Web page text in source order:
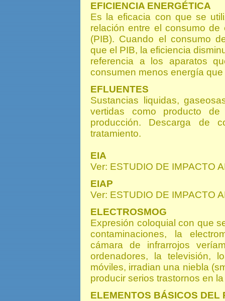
EFICIENCIA ENERGÉTICA
Es la eficacia con que se
relación entre el consumo
(PIB). Cuando el consumo
que el PIB, la eficiencia
referencia a los aparatos
consumen menos energía que
EFLUENTES
Sustancias liquidas,
vertidas como producto
producción. Descarga de
tratamiento.
EIA
Ver: ESTUDIO DE IMPACTO
EIAP
Ver: ESTUDIO DE IMPACTO
ELECTROSMOG
Expresión coloquial con que
contaminaciones, la
cámara de infrarrojos
ordenadores, la televisión,
móviles, irradian una niebla
producir serios trastornos en
ELEMENTOS BÁSICOS DEL